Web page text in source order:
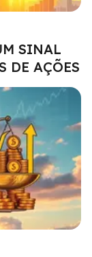
SINAL
DE AÇÕES